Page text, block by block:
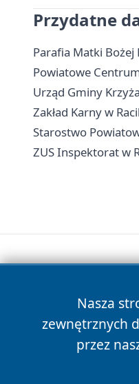
Przydatne
Parafia Matki
Powiatowe
Urząd Gminy
Zakład Karny w
Starostwo
ZUS Inspektorat w
Nasza
zewnętrznych
przez